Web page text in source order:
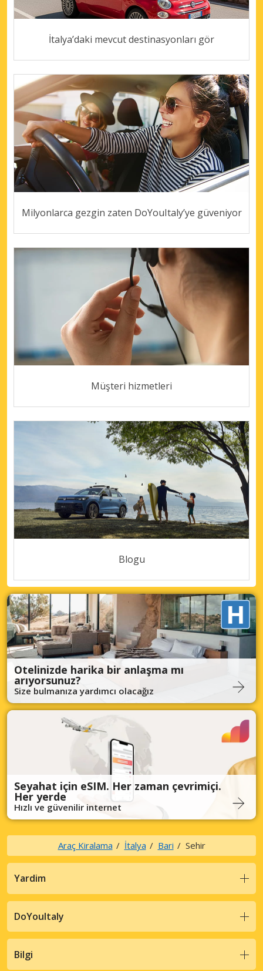
İtalya’daki mevcut destinasyonları gör
Milyonlarca gezgin zaten DoYouItaly’ye güveniyor
Müşteri hizmetleri
Blogu
Otelinizde harika bir anlaşma mı
arıyorsunuz?
Size bulmanıza yardımcı olacağız
Seyahat için eSIM. Her zaman çevrimiçi.
Her yerde
Hızlı ve güvenilir internet
Araç Kiralama İtalya Bari Sehir
Yardim
DoYouItaly
Bilgi